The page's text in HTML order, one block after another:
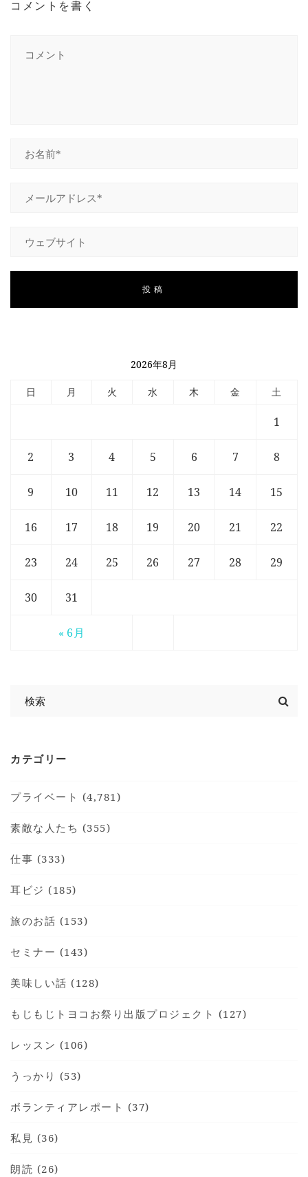
コメントを書く
2026年8月
日 月 火 水 木 金 土
« 6月
1
2 3 4 5 6 7 8
9 10 11 12 13 14 15
16 17 18 19 20 21 22
23 24 25 26 27 28 29
30 31
カテゴリー
プライベート (4,781)
素敵な人たち (355)
仕事 (333)
耳ビジ (185)
旅のお話 (153)
セミナー (143)
美味しい話 (128)
もじもじトヨコお祭り出版プロジェクト (127)
レッスン (106)
うっかり (53)
ボランティアレポート (37)
私見 (36)
朗読 (26)